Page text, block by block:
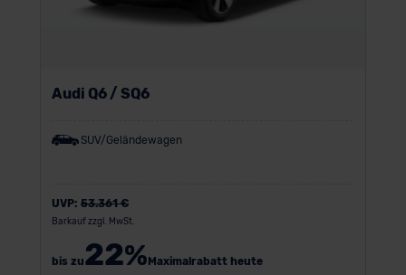
Audi Q6 / SQ6
SUV/Geländewagen
UVP: 53.361 €
Barkauf zzgl. MwSt.
bis zu22% Maximalrabatt heute